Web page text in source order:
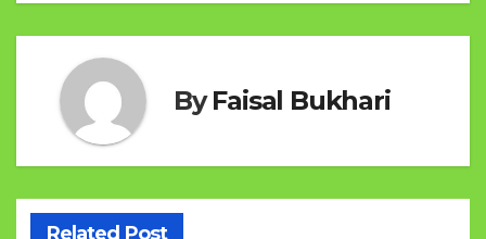
ByFaisal Bukhari
Related Post